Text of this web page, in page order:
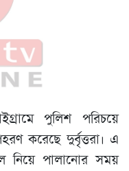
পুলিশ পরিচয়ে
করেছে দুর্বৃত্তরা। এ
নিয়ে পালানোর সময়